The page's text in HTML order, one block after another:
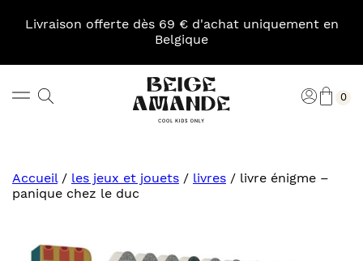
Livraison offerte dès 69 € d'achat uniquement en
Belgique
Rechercher 0
Accueil/ les jeux et jouets / livres / livre énigme –
panique chez le duc